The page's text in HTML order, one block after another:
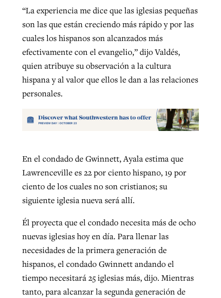
“La experiencia me dice que las iglesias pequeñas
son las que están creciendo más rápido y por las
cuales los hispanos son alcanzados más
efectivamente con el evangelio,” dijo Valdés,
quien atribuye su observación a la cultura
hispana y al valor que ellos le dan a las relaciones
personales.
En el condado de Gwinnett, Ayala estima que
Lawrenceville es 22 por ciento hispano, 19 por
ciento de los cuales no son cristianos; su
siguiente iglesia nueva será allí.
Él proyecta que el condado necesita más de ocho
nuevas iglesias hoy en día. Para llenar las
necesidades de la primera generación de
hispanos, el condado Gwinnett andando el
tiempo necesitará 25 iglesias más, dijo. Mientras
tanto, para alcanzar la segunda generación de